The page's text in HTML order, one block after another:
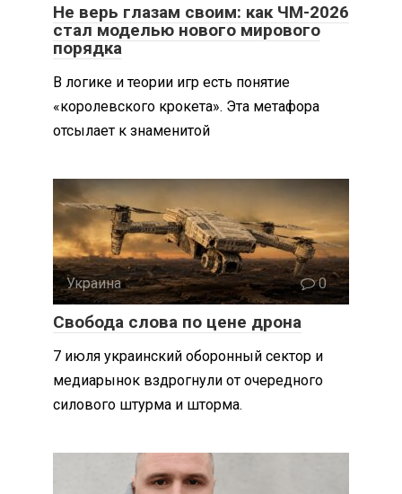
Не верь глазам своим: как ЧМ-2026
стал моделью нового мирового
порядка
В логике и теории игр есть понятие
«королевского крокета». Эта метафора
отсылает к знаменитой
Украина 0
Свобода слова по цене дрона
7 июля украинский оборонный сектор и
медиарынок вздрогнули от очередного
силового штурма и шторма.